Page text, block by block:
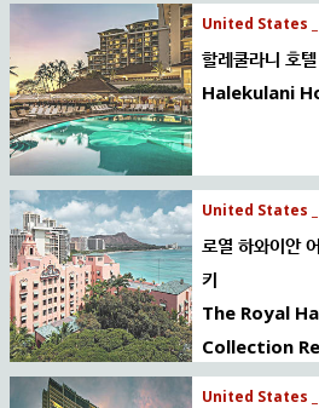
United States
할레쿨라니 호텔
Halekulani
United States
로열 하와이안
키
The Royal
Collection
United States